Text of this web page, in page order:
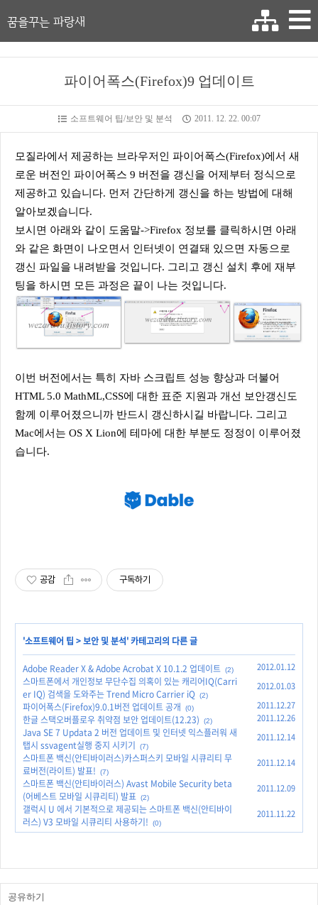
꿈을꾸는 파랑새
파이어폭스(Firefox)9 업데이트
소프트웨어 팁/보안 및 분석 2011. 12. 22. 00:07
모질라에서 제공하는 브라우저인 파이어폭스(Firefox)에서 새
로운 버전인 파이어폭스 9 버전을 갱신을 어제부터 정식으로
제공하고 있습니다. 먼저 간단하게 갱신을 하는 방법에 대해
알아보겠습니다.
보시면 아래와 같이 도움말->Firefox 정보를 클릭하시면 아래
와 같은 화면이 나오면서 인터넷이 연결돼 있으면 자동으로
갱신 파일을 내려받을 것입니다. 그리고 갱신 설치 후에 재부
팅을 하시면 모든 과정은 끝이 나는 것입니다.
이번 버전에서는 특히 자바 스크립트 성능 향상과 더불어
HTML 5.0 MathML,CSS에 대한 표준 지원과 개선 보안갱신도
함께 이루어졌으니까 반드시 갱신하시길 바랍니다. 그리고
Mac에서는 OS X Lion에 테마에 대한 부분도 정정이 이루어졌
습니다.
공감 구독하기
'소프트웨어 팁 >보안 및 분석' 카테고리의 다른 글
Adobe Reader X & Adobe Acrobat X 10.1.2 업데이트 (2) 2012.01.12
스마트폰에서 개인정보 무단수집 의혹이 있는 캐리어IQ(Carri
er IQ) 검색을 도와주는 Trend Micro Carrier iQ (2)
2012.01.03
파이어폭스(Firefox)9.0.1버전 업데이트 공개 (0) 2011.12.27
한글 스택오버플로우 취약점 보안 업데이트(12.23) (2) 2011.12.26
Java SE 7 Updata 2 버전 업데이트 및 인터넷 익스플러워 새
탭시 ssvagent실행 중지 시키기
(7)
2011.12.14
스마트폰 백신(안티바이러스)카스퍼스키 모바일 시큐리티 무
료버전(라이트) 발표!
(7)
2011.12.14
스마트폰 백신(안티바이러스) Avast Mobile Security beta
(어베스트 모바일 시큐리티) 발표 (2)
2011.12.09
갤럭시 U 에서 기본적으로 제공되는 스마트폰 백신(안티바이
러스) V3 모바일 시큐리티 사용하기!
(0)
2011.11.22
공유하기